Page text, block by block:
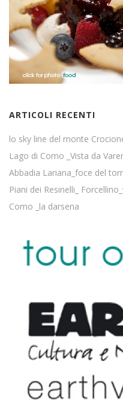
ARTICOLI RECENTI
lo sky line del monte
Lago di Como _Vista da
Abbadia Lariana_foce del
Piani dei Resinelli_
Como _la darsena